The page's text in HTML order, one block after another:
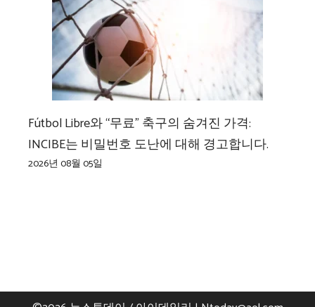
Fútbol Libre와 “무료” 축구의 숨겨진 가격:
INCIBE는 비밀번호 도난에 대해 경고합니다.
2026년 08월 05일